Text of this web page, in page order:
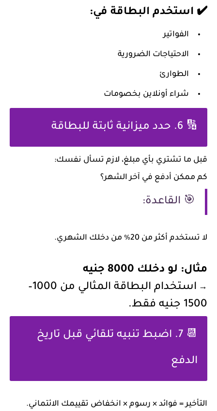
✔️ استخدم البطاقة في:
الفواتير
الاحتياجات الضرورية
الطوارئ
شراء أونلاين بخصومات
🔢 6. حدد ميزانية ثابتة للبطاقة
قبل ما تشتري بأي مبلغ، لازم تسأل نفسك:
كم ممكن أدفع في آخر الشهر؟
🎯 القاعدة:
لا تستخدم أكثر من 20٪ من دخلك الشهري .
مثال: لو دخلك 8000 جنيه
→
استخدام البطاقة المثالي من 1000–
1500 جنيه فقط.
📆 7. اضبط تنبيه تلقائي قبل تاريخ
الدفع
التأخير = فوائد × رسوم × انخفاض تقييمك الائتماني.